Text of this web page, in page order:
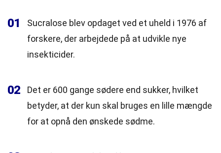
01
Sucralose blev opdaget ved et uheld i 1976 af
forskere, der arbejdede på at udvikle nye
insekticider.
02
Det er 600 gange sødere end sukker, hvilket
betyder, at der kun skal bruges en lille mængde
for at opnå den ønskede sødme.